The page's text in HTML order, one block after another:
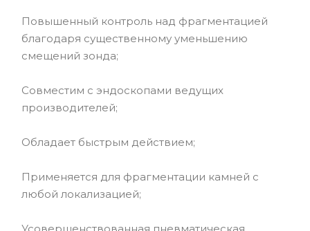
Повышенный контроль над фрагментацией
благодаря существенному уменьшению
смещений зонда;
Совместим с эндоскопами ведущих
производителей;
Обладает быстрым действием;
Применяется для фрагментации камней с
любой локализацией;